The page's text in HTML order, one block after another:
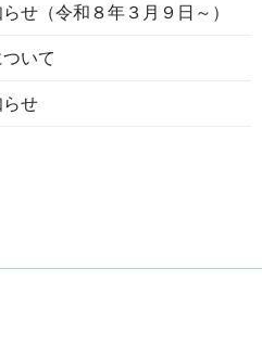
せ（令和８年３月９日～）
いて
せ